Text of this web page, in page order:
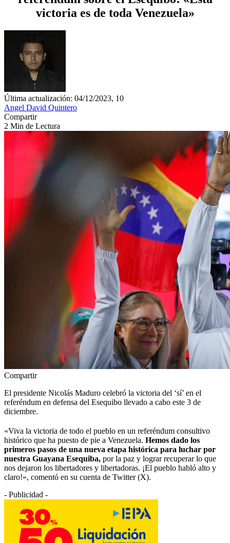
victoria es de toda Venezuela»
Última actualización: 04/12/2023, 10
Angel David Quintero
Compartir
2 Min de Lectura
Compartir
El presidente Nicolás Maduro celebró la victoria del ‘sí’ en el
referéndum en defensa del Esequibo llevado a cabo este 3 de
diciembre.
«Viva la victoria de todo el pueblo en un referéndum consultivo
histórico que ha puesto de pie a Venezuela. Hemos dado los
primeros pasos de una nueva etapa histórica para luchar por
nuestra Guayana Esequiba, por la paz y lograr recuperar lo que
nos dejaron los libertadores y libertadoras. ¡El pueblo habló alto y
claro!», comentó en su cuenta de Twitter (X).
- Publicidad -